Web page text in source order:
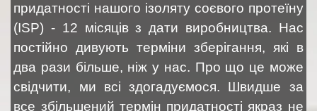
придатності нашого ізоляту соєвого протеїну
(ISP) - 12 місяців з дати виробництва. Нас
постійно дивують терміни зберігання, які в
два рази більше, ніж у нас. Про що це може
свідчити, ми всі здогадуємося. Швидше за
все збільшений термін придатності якраз не